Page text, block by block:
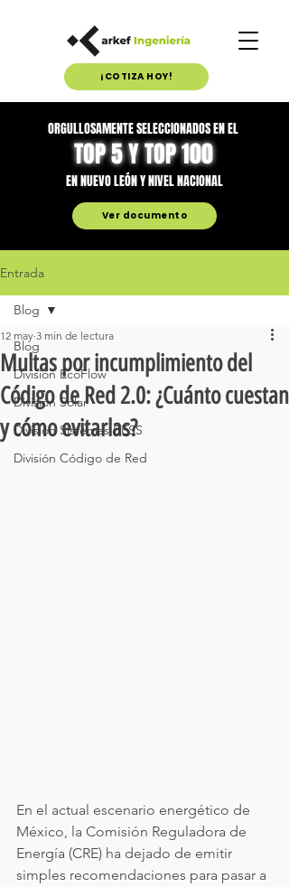
¡COTIZA HOY!
ORGULLOSAMENTE SELECCIONADOS EN EL
TOP 5 Y TOP 100
EN NUEVO LEÓN Y NIVEL NACIONAL
Ver documento
Entrada
Blog
División EcoFlow
División Solar
División Sistemas BESS
División Código de Red
Blog
Multas por incumplimiento del
Código de Red 2.0: ¿Cuánto cuestan
y cómo evitarlas?
12 may 3 min de lectura
En el actual escenario energético de
México, la Comisión Reguladora de
Energía (CRE) ha dejado de emitir
simples recomendaciones para pasar a